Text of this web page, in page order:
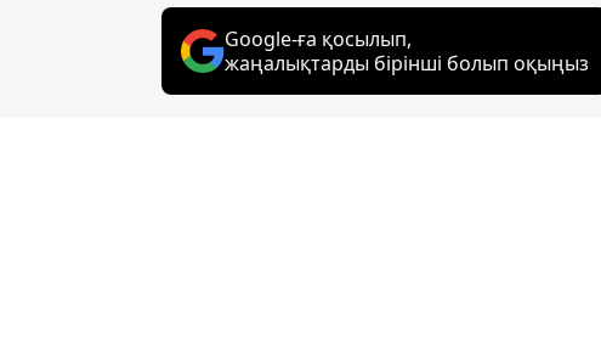
Google-ға қосылып,
жаңалықтарды бірінші болып оқыңыз